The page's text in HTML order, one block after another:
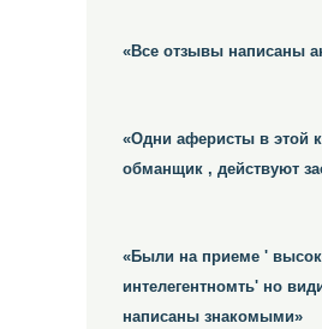
«Все отзывы написаны
«Одни аферисты в этой
обманщик , действуют
«Были на приеме '
интелегентномть' но
написаны знакомыми»